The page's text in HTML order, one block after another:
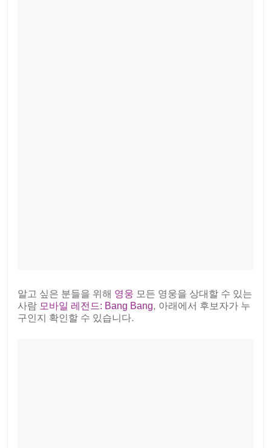
알고 싶은 분들을 위해 영웅 모든 영웅을 상대할 수 있는
사람 모바일 레전드: Bang Bang, 아래에서 후보자가 누
구인지 확인할 수 있습니다.